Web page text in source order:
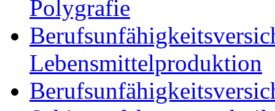
Polygrafie
Lebensmittelproduktion